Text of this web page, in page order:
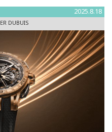
THE ROUNDTABLE THE
ロジェ・デュブイは、アー
伝説
2025.8.18
DUBUIS